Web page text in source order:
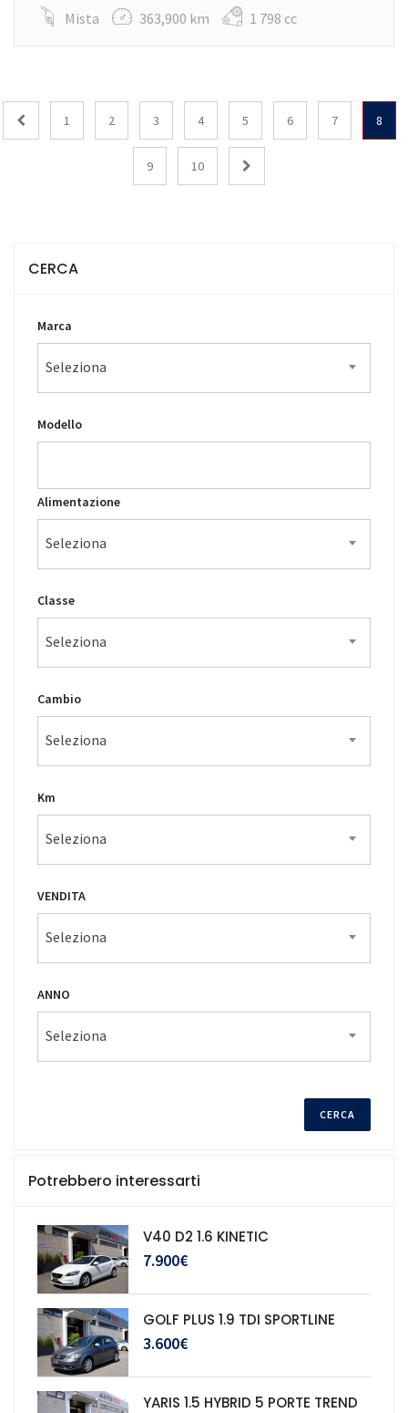
Mista 363,900 km 1 798 cc
1 2 3 4 5 6 7 8
9 10
CERCA
Marca
Seleziona
Modello
Alimentazione
Seleziona
Classe
Seleziona
Cambio
Seleziona
Km
Seleziona
VENDITA
Seleziona
ANNO
Seleziona
Potrebbero interessarti
V40 D2 1.6 KINETIC
7.900€
GOLF PLUS 1.9 TDI SPORTLINE
3.600€
YARIS 1.5 HYBRID 5 PORTE TREND